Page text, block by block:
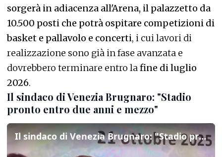
sorgerà in adiacenza all'Arena, il palazzetto da
10.500 posti che potrà ospitare competizioni di
basket e pallavolo e concerti, i cui lavori di
realizzazione sono già in fase avanzata e
dovrebbero terminare entro la fine di luglio
2026.
Il sindaco di Venezia Brugnaro: "Stadio
pronto entro due anni e mezzo"
Il sindaco di Venezia Brugnaro: "Stadio pronto entro due anni e mezzo"